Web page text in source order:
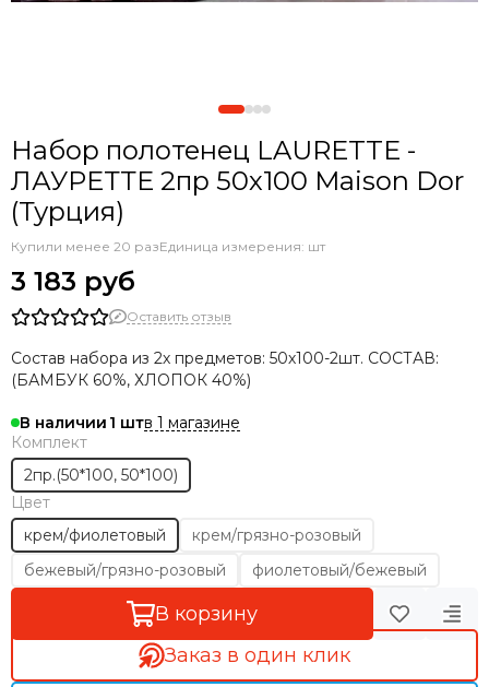
Набор полотенец LAURETTE -
ЛАУРЕТТЕ 2пр 50х100 Maison Dor
(Турция)
Купили менее 20 разЕдиница измерения: шт
3 183 руб
Оставить отзыв
Состав набора из 2х предметов: 50х100-2шт. СОСТАВ:
(БАМБУК 60%, ХЛОПОК 40%)
В наличии 1
в 1 магазине
Комплект
2пр.(50*100, 50*100)
Цвет
крем/фиолетовый
крем/грязно-розовый
бежевый/грязно-розовый
фиолетовый/бежевый
В корзину
Заказ в один клик